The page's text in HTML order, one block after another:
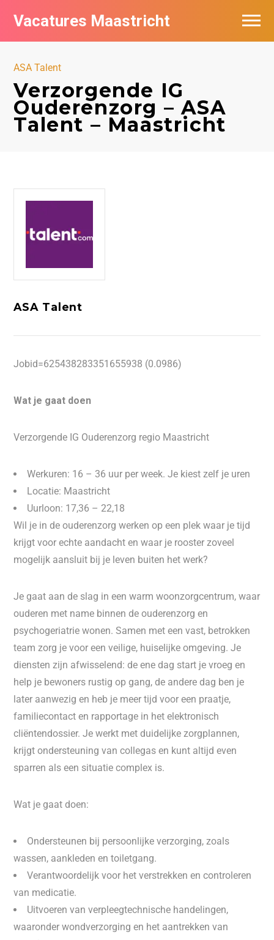
Vacatures Maastricht
ASA Talent
Verzorgende IG
Ouderenzorg – ASA
Talent – Maastricht
ASA Talent
Jobid=625438283351655938 (0.0986)
Wat je gaat doen
Verzorgende IG Ouderenzorg regio Maastricht
Werkuren: 16 – 36 uur per week. Je kiest zelf je uren
Locatie: Maastricht
Uurloon: 17,36 – 22,18
Wil je in de ouderenzorg werken op een plek waar je tijd
krijgt voor echte aandacht en waar je rooster zoveel
mogelijk aansluit bij je leven buiten het werk?
Je gaat aan de slag in een warm woonzorgcentrum, waar
ouderen met name binnen de ouderenzorg en
psychogeriatrie wonen. Samen met een vast, betrokken
team zorg je voor een veilige, huiselijke omgeving. Je
diensten zijn afwisselend: de ene dag start je vroeg en
help je bewoners rustig op gang, de andere dag ben je
later aanwezig en heb je meer tijd voor een praatje,
familiecontact en rapportage in het elektronisch
cliëntendossier. Je werkt met duidelijke zorgplannen,
krijgt ondersteuning van collegas en kunt altijd even
sparren als een situatie complex is. ‍️
Wat je gaat doen:
Ondersteunen bij persoonlijke verzorging, zoals
wassen, aankleden en toiletgang.
Verantwoordelijk voor het verstrekken en controleren
van medicatie.
Uitvoeren van verpleegtechnische handelingen,
waaronder wondverzorging en het aantrekken van
Vacatures per bedrijf in Maastricht